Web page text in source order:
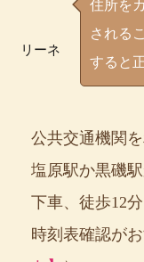
リーネ
住所を
される
すると
公共交通機関
塩原駅か黒磯
下車、徒歩12
時刻表確認が